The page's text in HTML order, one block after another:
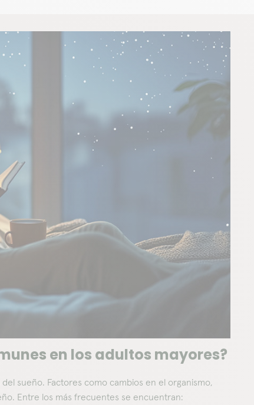
en los adultos mayores?
sueño. Factores como cambios en el organismo,
Entre los más frecuentes se encuentran: